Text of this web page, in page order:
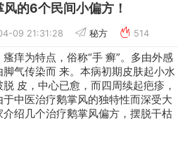
的6个民间小偏方！
09 21:31:28 秘方 514
痒为特点，俗称“手 癣”。多由外感
脚气传染而 来。本病初期皮肤起小水
皮，中心已愈，而四周续起疤疹，
中医治疗鹅掌风的独特性而深受大
绍几个治疗鹅掌风偏方 ，摆脱干枯